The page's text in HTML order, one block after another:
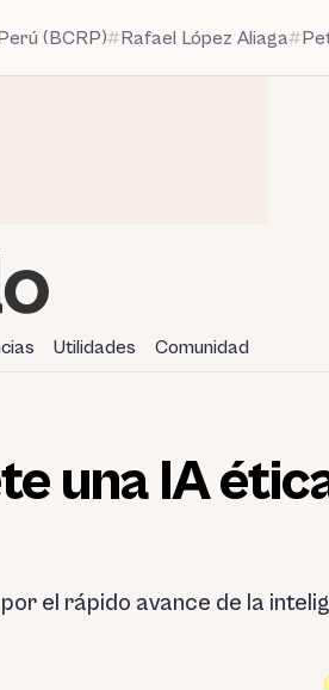
(BCRP) Rafael López Aliaga
Utilidades Comunidad
una IA
el rápido avance de la